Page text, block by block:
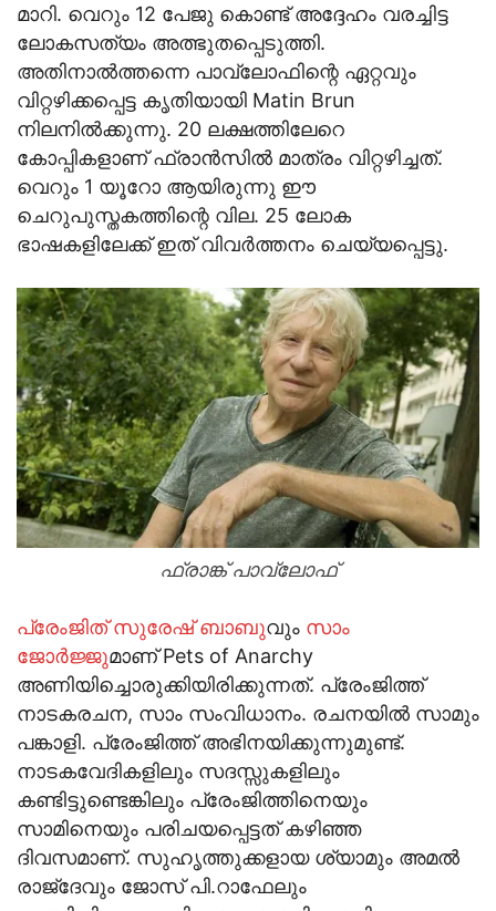
മാറി. വെറും 12 പേജു കൊണ്ട് അദ്ദേഹം വരച്ചിട്ട
ലോകസത്യം അത്ഭുതപ്പെടുത്തി.
അതിനാല്‍ത്തന്നെ പാവ്‌ലോഫിന്റെ ഏറ്റവും
വിറ്റഴിക്കപ്പെട്ട കൃതിയായി Matin Brun
നിലനില്‍ക്കുന്നു. 20 ലക്ഷത്തിലേറെ
കോപ്പികളാണ് ഫ്രാന്‍സില്‍ മാത്രം വിറ്റഴിച്ചത്.
വെറും 1 യൂറോ ആയിരുന്നു ഈ
ചെറുപുസ്തകത്തിന്റെ വില. 25 ലോക
ഭാഷകളിലേക്ക് ഇത് വിവര്‍ത്തനം ചെയ്യപ്പെട്ടു.
ഫ്രാങ്ക് പാവ്‌ലോഫ്‌
പ്രേംജിത് സുരേഷ് ബാബുവും സാം
ജോര്‍ജ്ജുമാണ് Pets of Anarchy
അണിയിച്ചൊരുക്കിയിരിക്കുന്നത്. പ്രേംജിത്ത്
നാടകരചന, സാം സംവിധാനം. രചനയില്‍ സാമും
പങ്കാളി. പ്രേംജിത്ത് അഭിനയിക്കുന്നുമുണ്ട്.
നാടകവേദികളിലും സദസ്സുകളിലും
കണ്ടിട്ടുണ്ടെങ്കിലും പ്രേംജിത്തിനെയും
സാമിനെയും പരിചയപ്പെട്ടത് കഴിഞ്ഞ
ദിവസമാണ്. സുഹൃത്തുക്കളായ ശ്യാമും അമല്‍
രാജ്‌ദേവും ജോസ് പി.റാഫേലും